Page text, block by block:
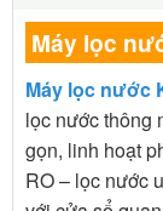
Máy lọc
Máy lọc nước
lọc nước thông
gọn, linh hoạt
RO – lọc nước